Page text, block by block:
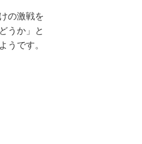
の激戦を
うか」と
うです。